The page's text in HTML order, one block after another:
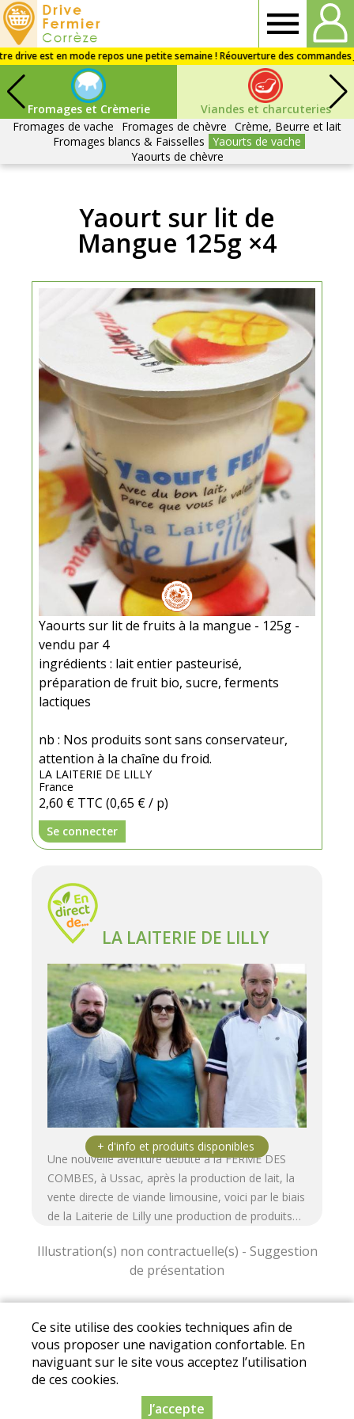
Corrèze
Fromages et Crèmerie
Viandes et charcuteries
Fromages de vache
Fromages de chèvre Crème, Beurre et lait
Fromages blancs & Faisselles Yaourts de vache
Yaourts de chèvre
Yaourt sur lit de
Mangue 125g ×4
Yaourts sur lit de fruits à la mangue - 125g -
vendu par 4
ingrédients : lait entier pasteurisé,
préparation de fruit bio, sucre, ferments
lactiques
nb : Nos produits sont sans conservateur,
attention à la chaîne du froid.
LA LAITERIE DE LILLY
France
2,60 € TTC (0,65 € / p)
Se connecter
LA LAITERIE DE LILLY
Une nouvelle aventure débute à la FERME DES
COMBES, à Ussac, après la production de lait, la
vente directe de viande limousine, voici par le biais
de la Laiterie de Lilly une production de produits…
Conditions Générales de VenteIMentions
légalesI Protection des données personnelles
© 2019-2025 Drive fermier Corrèze. Réalisation
Dynapse - Partenaire numérique des circuit
courts.
Ce site utilise des cookies techniques afin de
vous proposer une navigation confortable. En
naviguant sur le site vous acceptez l’utilisation
de ces cookies.
J’accepte